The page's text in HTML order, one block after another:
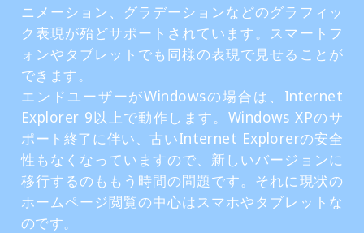
ニメーション、グラデーションなどのグラフィッ
ク表現が殆どサポートされています。スマートフ
ォンやタブレットでも同様の表現で見せることが
できます。
エンドユーザーがWindowsの場合は、Internet
Explorer 9以上で動作します。Windows XPのサ
ポート終了に伴い、古いInternet Explorerの安全
性もなくなっていますので、新しいバージョンに
移行するのももう時間の問題です。それに現状の
ホームページ閲覧の中心はスマホやタブレットな
のです。